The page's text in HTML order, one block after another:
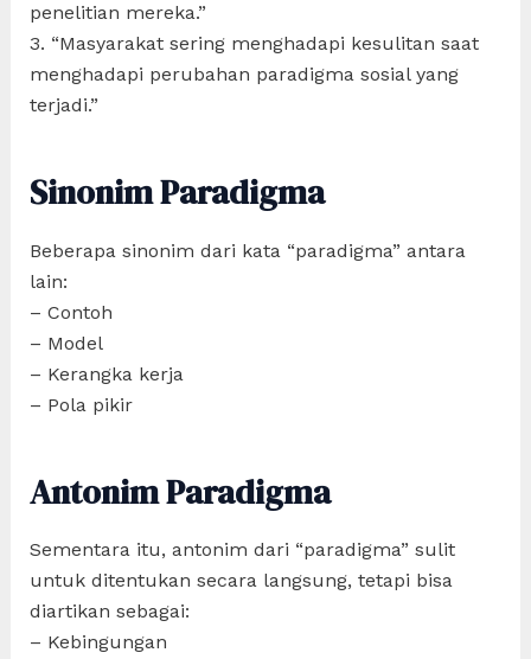
penelitian mereka.”
3. “Masyarakat sering menghadapi kesulitan saat
menghadapi perubahan paradigma sosial yang
terjadi.”
Sinonim Paradigma
Beberapa sinonim dari kata “paradigma” antara
lain:
– Contoh
– Model
– Kerangka kerja
– Pola pikir
Antonim Paradigma
Sementara itu, antonim dari “paradigma” sulit
untuk ditentukan secara langsung, tetapi bisa
diartikan sebagai:
– Kebingungan